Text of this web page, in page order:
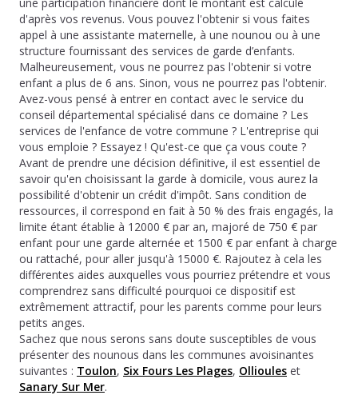
d'après vos revenus. Vous pouvez l'obtenir si vous faites
appel à une assistante maternelle, à une nounou ou à une
structure fournissant des services de garde d’enfants.
Malheureusement, vous ne pourrez pas l'obtenir si votre
enfant a plus de 6 ans. Sinon, vous ne pourrez pas l'obtenir.
Avez-vous pensé à entrer en contact avec le service du
conseil départemental spécialisé dans ce domaine ? Les
services de l'enfance de votre commune ? L'entreprise qui
vous emploie ? Essayez ! Qu'est-ce que ça vous coute ?
Avant de prendre une décision définitive, il est essentiel de
savoir qu'en choisissant la garde à domicile, vous aurez la
possibilité d'obtenir un crédit d'impôt. Sans condition de
ressources, il correspond en fait à 50 % des frais engagés, la
limite étant établie à 12000 € par an, majoré de 750 € par
enfant pour une garde alternée et 1500 € par enfant à charge
ou rattaché, pour aller jusqu'à 15000 €. Rajoutez à cela les
différentes aides auxquelles vous pourriez prétendre et vous
comprendrez sans difficulté pourquoi ce dispositif est
extrêmement attractif, pour les parents comme pour leurs
petits anges.
Sachez que nous serons sans doute susceptibles de vous
présenter des nounous dans les communes avoisinantes
suivantes : Toulon, Six Fours Les Plages, Ollioules et
Sanary Sur Mer.